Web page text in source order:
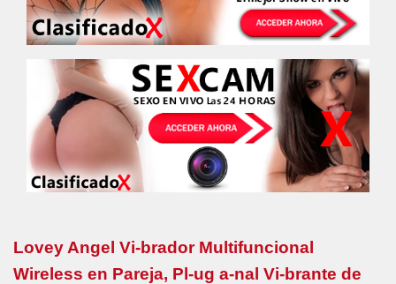
Lovey Angel Vi-brador Multifuncional
Wireless en Pareja, Pl-ug a-nal Vi-brante de